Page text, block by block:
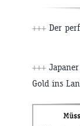
+++ Der
+++
Gold ins